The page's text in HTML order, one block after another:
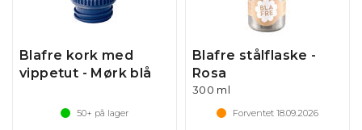
Blafre kork med
vippetut - Mørk blå
50+ på lager
Blafre stålflaske -
Rosa
300 ml
Forventet 18.09.2026